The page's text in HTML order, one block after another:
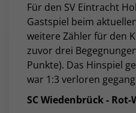
Für den SV Eintracht
Gastspiel beim
weitere Zähler für den
zuvor drei
Punkte). Das Hinspiel
war 1:3 verloren
SC Wiedenbrück -